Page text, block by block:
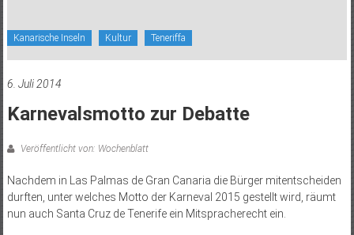
Kanarische Inseln Kultur Teneriffa
6. Juli 2014
Karnevalsmotto zur Debatte
Veröffentlicht von: Wochenblatt
Nachdem in Las Palmas de Gran Canaria die Bürger mitentscheiden
durften, unter welches Motto der Karneval 2015 gestellt wird, räumt
nun auch Santa Cruz de Tenerife ein Mitspracherecht ein.